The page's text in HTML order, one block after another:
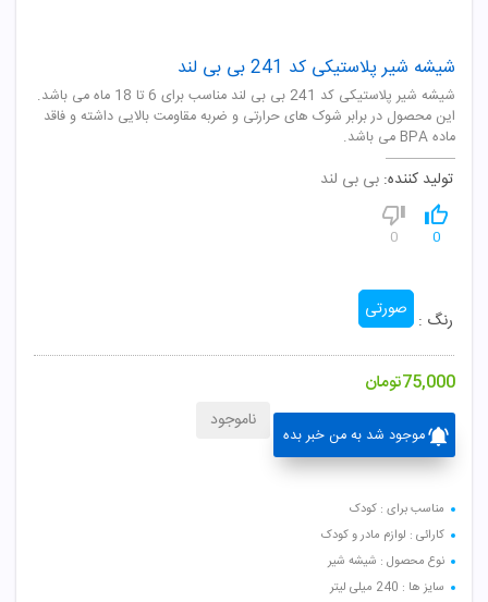
شیشه شیر پلاستیکی کد 241 بی بی لند
شیشه شیر پلاستیکی کد 241 بی بی لند مناسب برای 6 تا 18 ماه می باشد.
این محصول در برابر شوک های حرارتی و ضربه مقاومت بالایی داشته و فاقد
ماده BPA می باشد.
تولید کننده: بی بی لند
0
0
رنگ : صورتی
75,000تومان
موجود شد به من خبر بده
ناموجود
مناسب برای : کودک
کارائی : لوازم مادر و کودک
نوع محصول : شیشه شیر
سایز ها : 240 میلی لیتر